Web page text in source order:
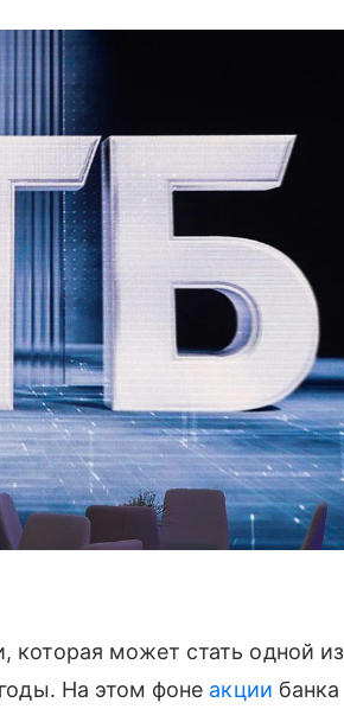
может стать одной из
На этом фоне акции банка